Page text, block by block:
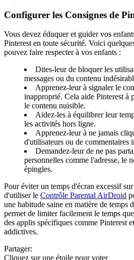
Configurer les Consignes de
Vous devez éduquer et guider vos
Pinterest en toute sécurité. Voici
pouvez faire respecter à vos enfants :
Dites-leur de bloquer les
messages ou du contenu
Apprenez-leur à signaler le
inapproprié. Cela aide Pinterest à
le contenu nuisible.
Aidez-les à équilibrer leur
les activités hors ligne.
Apprenez-leur à ne jamais
d'utilisateurs ou de commentaires
Demandez-leur de ne pas
personnelles comme l'adresse, le
épingles.
Pour éviter un temps d'écran excessif
d'utiliser le Contrôle Parental AirDroid
une habitude saine en matière de temps
permet de limiter facilement le temps
des applis spécifiques comme Pinterest
addictives.
Partager:
Cliquez sur une étoile pour voter